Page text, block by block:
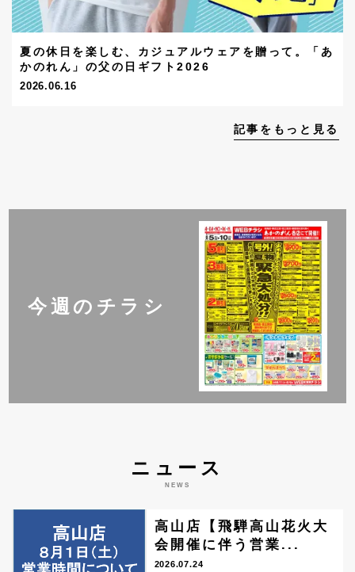
夏の休日を楽しむ、カジュアルウェアを贈って。「あ
かのれん」の父の日ギフト2026
2026.06.16
記事をもっと見る
今週のチラシ
ニュース
NEWS
高山店【飛騨高山花火大
会開催に伴う営業...
2026.07.24